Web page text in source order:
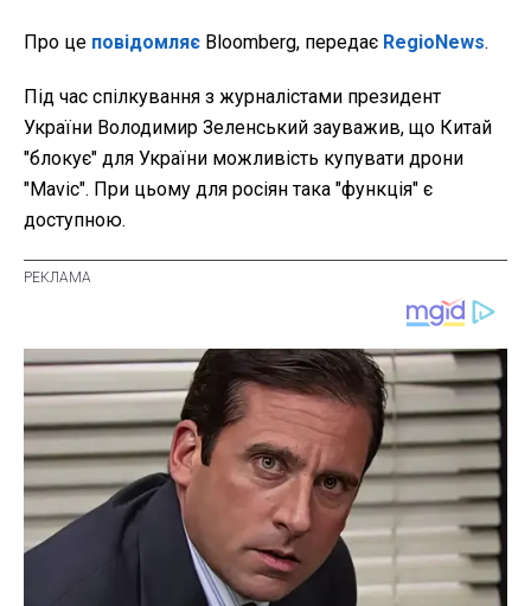
Про це повідомляє Bloomberg, передає RegioNews.
Під час спілкування з журналістами президент
України Володимир Зеленський зауважив, що Китай
"блокує" для України можливість купувати дрони
"Mavic". При цьому для росіян така "функція" є
доступною.